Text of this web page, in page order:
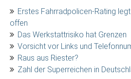
Erstes Fahrradpolicen-Rating
offen
Das Werkstattrisiko hat Grenzen
Vorsicht vor Links und
Raus aus Riester?
Zahl der Superreichen in